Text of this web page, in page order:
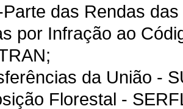
das Rendas
por Infração ao
da União -
Florestal -